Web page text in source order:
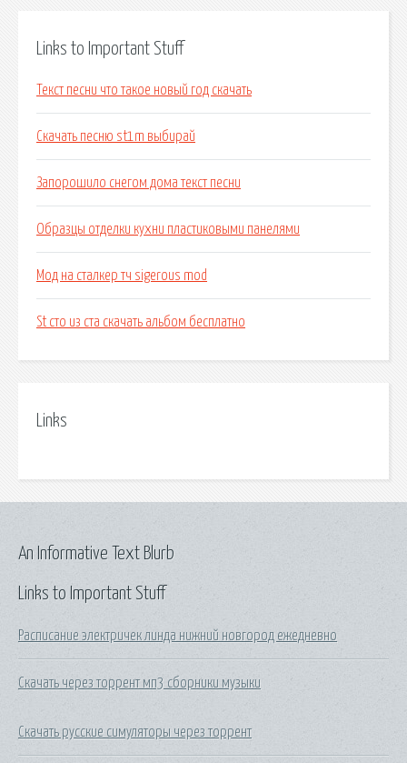
Links to Important Stuff
Текст песни что такое новый год скачать
Скачать песню st1m выбирай
Запорошило снегом дома текст песни
Образцы отделки кухни пластиковыми панелями
Мод на сталкер тч sigerous mod
St сто из ста скачать альбом бесплатно
Links
Links to Important Stuff
Расписание электричек линда нижний новгород ежедневно
Скачать через торрент мп3 сборники музыки
Скачать русские симуляторы через торрент
An Informative Text Blurb